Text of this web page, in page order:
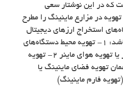
که در این نوشتار سعی
در مزارع ماینینگ را مطرح
استخراج ارزهای دیجیتال
شامل دو محور اصلی می باشد: ۱- تهویه محیط دستگاه‌های
استخراج یا همان فن ماینر یا تهویه هوای ماینر ۲- تهویه
تهویه فضای ماینینگ یا
فارم ماینینگ)